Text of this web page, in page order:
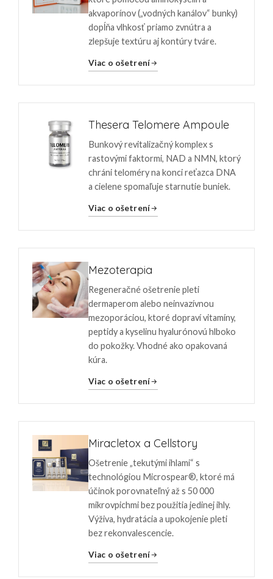
akvaporínov („vodných kanálov“ bunky)
dopĺňa vlhkosť priamo zvnútra a
zlepšuje textúru aj kontúry tváre.
Viac o ošetrení
Thesera Telomere Ampoule
Bunkový revitalizačný komplex s
rastovými faktormi, NAD a NMN, ktorý
chráni teloméry na konci reťazca DNA
a cielene spomaľuje starnutie buniek.
Viac o ošetrení
Mezoterapia
Regeneračné ošetrenie pleti
dermaperom alebo neinvazívnou
mezoporáciou, ktoré dopraví vitamíny,
peptidy a kyselinu hyalurónovú hlboko
do pokožky. Vhodné ako opakovaná
kúra.
Viac o ošetrení
Miracletox a Cellstory
Ošetrenie „tekutými ihlami“ s
technológiou Microspear®, ktoré má
účinok porovnateľný až s 50 000
mikrovpichmi bez použitia jedinej ihly.
Výživa, hydratácia a upokojenie pleti
bez rekonvalescencie.
Viac o ošetrení